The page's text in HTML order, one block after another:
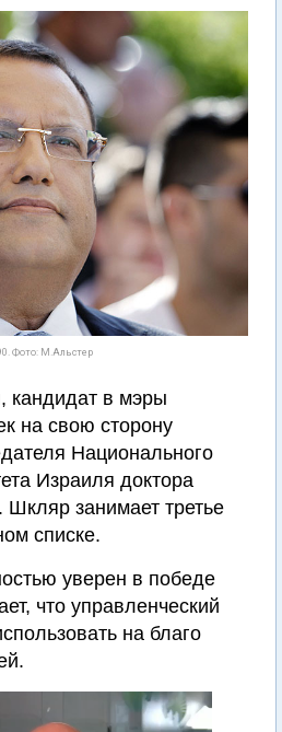
Фото: М.Альстер
кандидат в мэры
на свою сторону
Национального
Израиля доктора
занимает третье
списке.
уверен в победе
что управленческий
на благо